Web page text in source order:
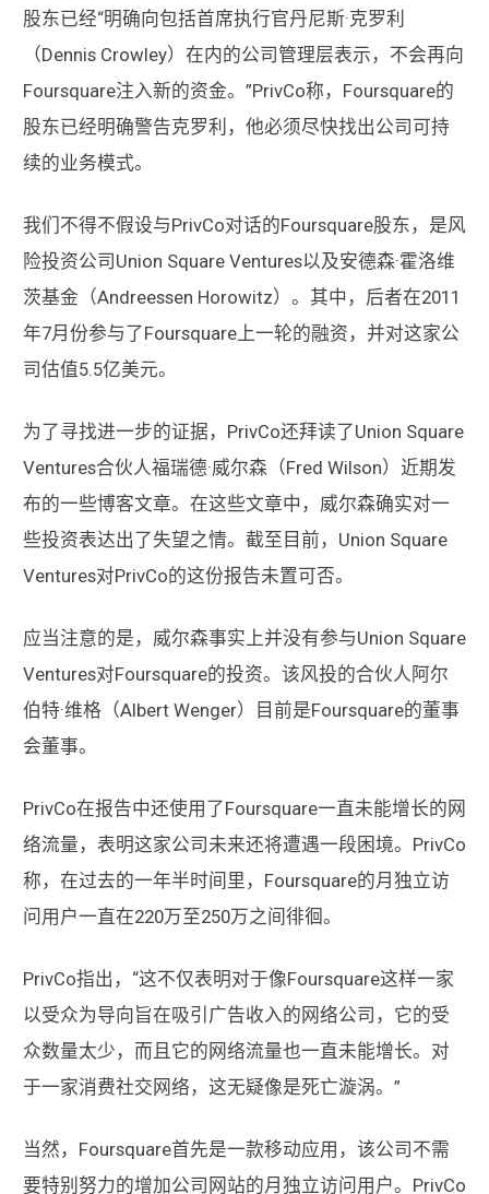
股东已经“明确向包括首席执行官丹尼斯·克罗利
（Dennis Crowley）在内的公司管理层表示，不会再向
Foursquare注入新的资金。”PrivCo称，Foursquare的
股东已经明确警告克罗利，他必须尽快找出公司可持
续的业务模式。
我们不得不假设与PrivCo对话的Foursquare股东，是风
险投资公司Union Square Ventures以及安德森·霍洛维
茨基金（Andreessen Horowitz）。其中，后者在2011
年7月份参与了Foursquare上一轮的融资，并对这家公
司估值5.5亿美元。
为了寻找进一步的证据，PrivCo还拜读了Union Square
Ventures合伙人福瑞德·威尔森（Fred Wilson）近期发
布的一些博客文章。在这些文章中，威尔森确实对一
些投资表达出了失望之情。截至目前，Union Square
Ventures对PrivCo的这份报告未置可否。
应当注意的是，威尔森事实上并没有参与Union Square
Ventures对Foursquare的投资。该风投的合伙人阿尔
伯特·维格（Albert Wenger）目前是Foursquare的董事
会董事。
PrivCo在报告中还使用了Foursquare一直未能增长的网
络流量，表明这家公司未来还将遭遇一段困境。PrivCo
称，在过去的一年半时间里，Foursquare的月独立访
问用户一直在220万至250万之间徘徊。
PrivCo指出，“这不仅表明对于像Foursquare这样一家
以受众为导向旨在吸引广告收入的网络公司，它的受
众数量太少，而且它的网络流量也一直未能增长。对
于一家消费社交网络，这无疑像是死亡漩涡。”
当然，Foursquare首先是一款移动应用，该公司不需
要特别努力的增加公司网站的月独立访问用户。PrivCo